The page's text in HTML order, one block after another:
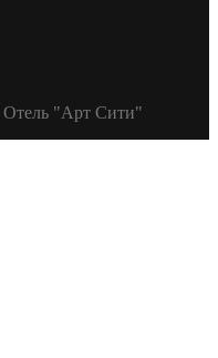
Отель "Арт Сити"